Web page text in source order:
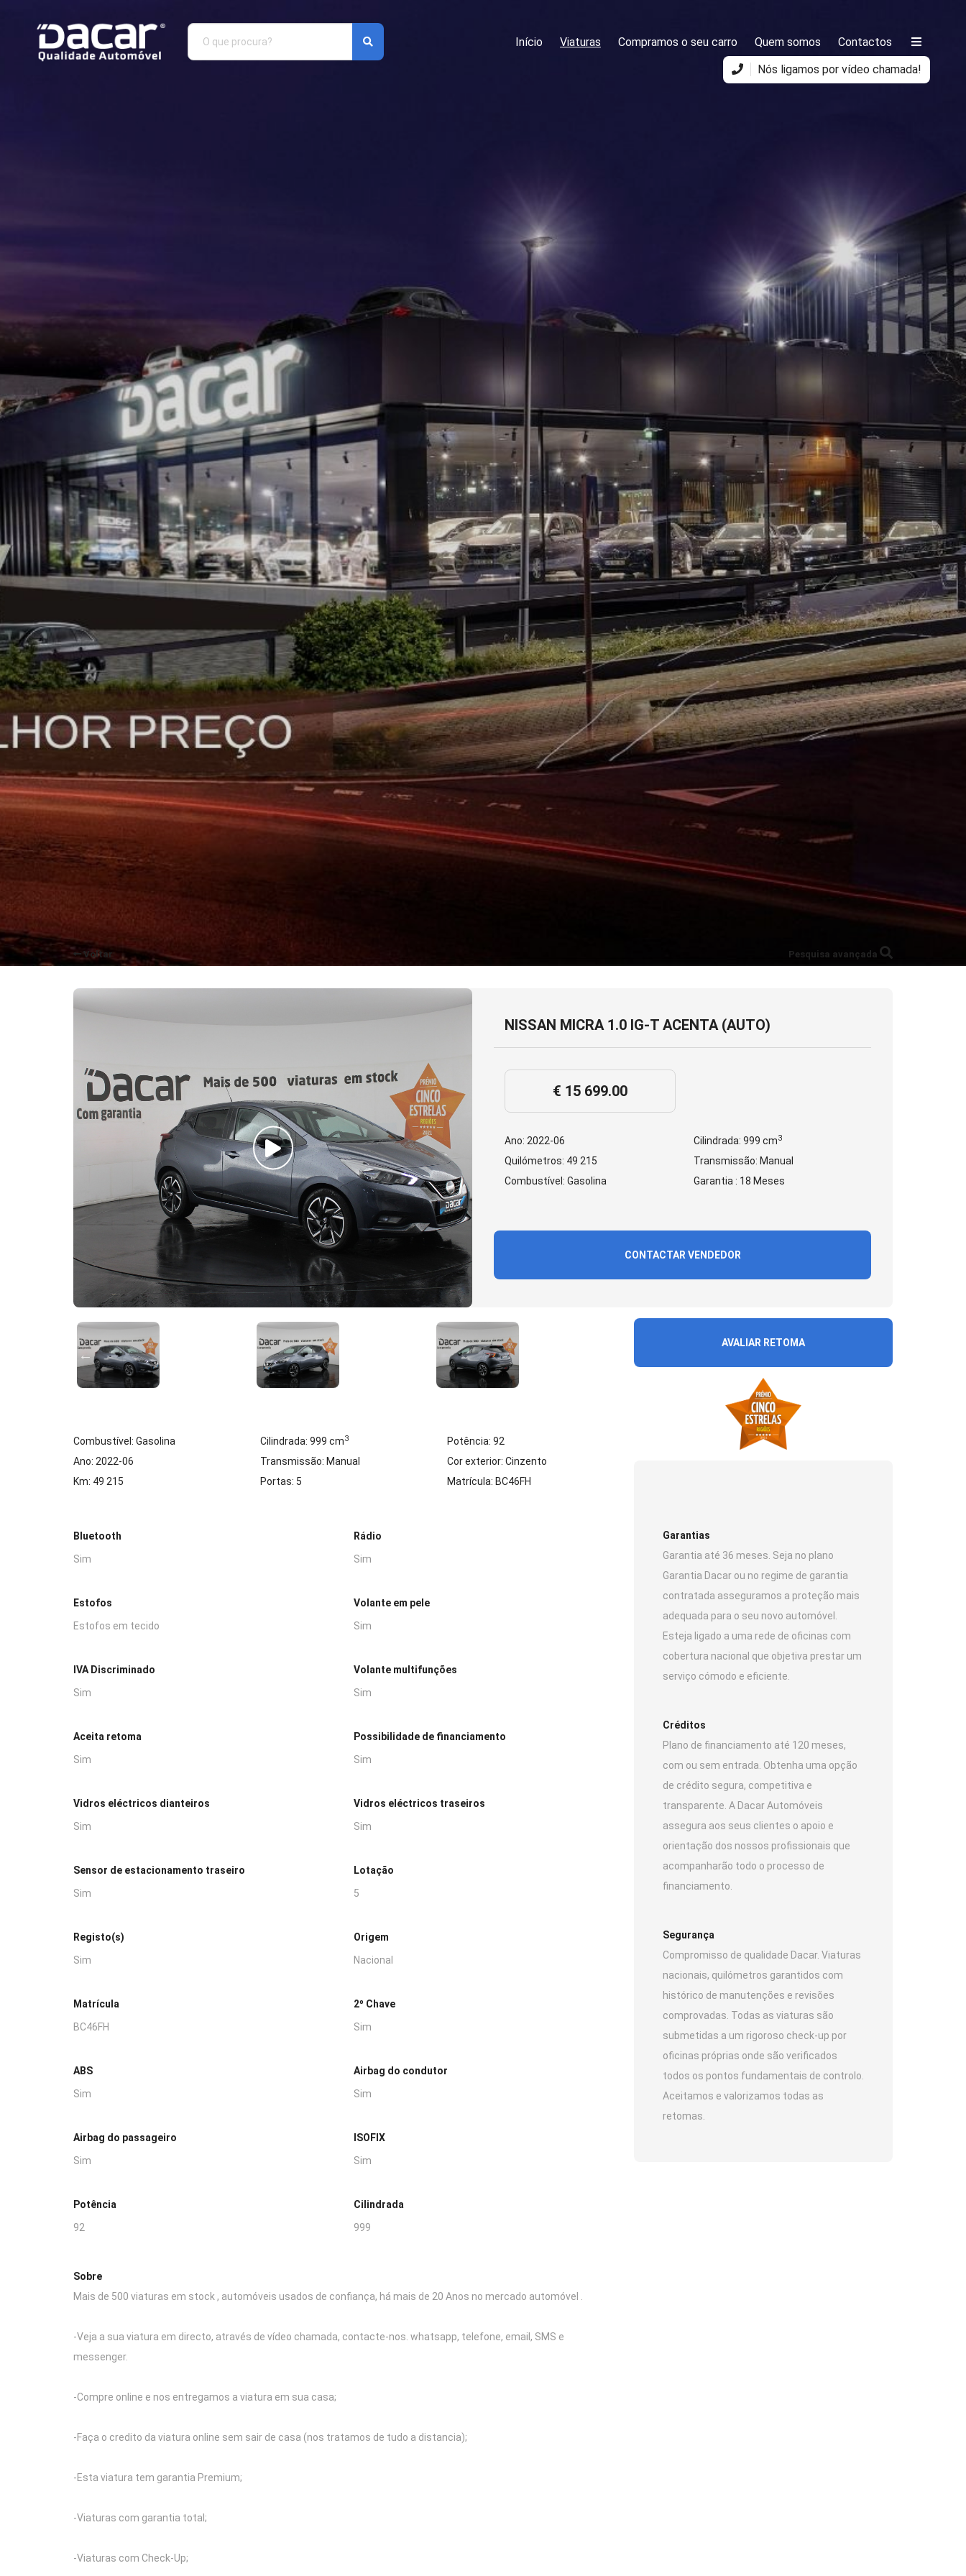
Início Viaturas Compramos o seu carro Quem somos
Contactos
Nós ligamos por vídeo chamada!
Voltar Pesquisa avançada
NISSAN MICRA 1.0 IG-T ACENTA (AUTO)
€ 15 699.00
Ano: 2022-06 Cilindrada: 999 cm3
Quilómetros: 49 215
Transmissão: Manual
Combustível: Gasolina
Garantia : 18 Meses
CONTACTAR VENDEDOR
Combustível: Gasolina Cilindrada: 999 cm3
Potência: 92
Ano: 2022-06
Transmissão: Manual
Cor exterior: Cinzento
Km: 49 215
Portas: 5 Matrícula: BC46FH
Bluetooth
Sim
Rádio
Sim
Estofos
Estofos em tecido
Volante em pele
Sim
IVA Discriminado
Sim
Volante multifunções
Sim
Aceita retoma
Sim
Possibilidade de financiamento
Sim
Vidros eléctricos dianteiros
Sim
Vidros eléctricos traseiros
Sim
Sensor de estacionamento traseiro
Sim
Lotação
5
Registo(s)
Sim
Origem
Nacional
Matrícula
BC46FH
2º Chave
Sim
ABS
Sim
Airbag do condutor
Sim
Airbag do passageiro
Sim
ISOFIX
Sim
Potência
92
Cilindrada
999
Sobre
Mais de 500 viaturas em stock , automóveis usados de confiança, há mais de 20 Anos no mercado automóvel .
-Veja a sua viatura em directo, através de vídeo chamada, contacte-nos. whatsapp, telefone, email, SMS e
messenger.
-Compre online e nos entregamos a viatura em sua casa;
-Faça o credito da viatura online sem sair de casa (nos tratamos de tudo a distancia);
-Esta viatura tem garantia Premium;
-Viaturas com garantia total;
-Viaturas com Check-Up;
AVALIAR RETOMA
Garantias
Garantia até 36 meses. Seja no plano
Garantia Dacar ou no regime de garantia
contratada asseguramos a proteção mais
adequada para o seu novo automóvel.
Esteja ligado a uma rede de oficinas com
cobertura nacional que objetiva prestar um
serviço cómodo e eficiente.
Créditos
Plano de financiamento até 120 meses,
com ou sem entrada. Obtenha uma opção
de crédito segura, competitiva e
transparente. A Dacar Automóveis
assegura aos seus clientes o apoio e
orientação dos nossos profissionais que
acompanharão todo o processo de
financiamento.
Segurança
Compromisso de qualidade Dacar. Viaturas
nacionais, quilómetros garantidos com
histórico de manutenções e revisões
comprovadas. Todas as viaturas são
submetidas a um rigoroso check-up por
oficinas próprias onde são verificados
todos os pontos fundamentais de controlo.
Aceitamos e valorizamos todas as
retomas.